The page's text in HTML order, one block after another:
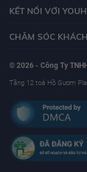
KẾT NỐI VỚI
CHĂM SÓC
© 2026 - Công Ty
Tầng 12 toà Hồ Gươm